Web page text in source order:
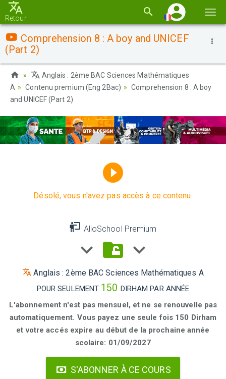
la
Retour
Comprehension 8 : A boy and UNICEF
(Part 2)
Anglais : 2ème BAC Sciences Mathématiques
A
Contenu premium (Eng 2Bac)
Comprehension 8 : A boy
and UNICEF (Part 2)
Désolé, vous n'avez pas accès à ce contenu.
AlloSchool Premium
Anglais : 2ème BAC Sciences Mathématiques A
POUR SEULEMENT 150 DIRHAM PAR ANNÉE
L'abonnement n'est pas mensuel, et ne se renouvelle pas
automatiquement. Vous payez une seule fois 150 Dirham
et votre accés expire au début de la prochaine année
scolaire: 01/09/2027
S'ABONNER À CE COURS